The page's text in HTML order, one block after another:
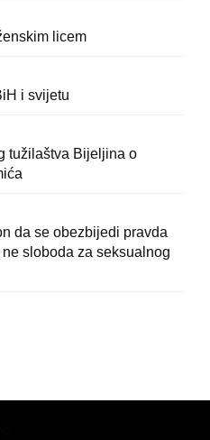
licem
i svijetu
tužilaštva Bijeljina o
da se obezbijedi pravda
sloboda za seksualnog